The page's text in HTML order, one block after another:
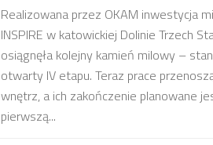
Realizowana przez OKAM inwestycja
INSPIRE w katowickiej Dolinie Trzech
osiągnęła kolejny kamień milowy –
otwarty IV etapu. Teraz prace
wnętrz, a ich zakończenie planowane
pierwszą...